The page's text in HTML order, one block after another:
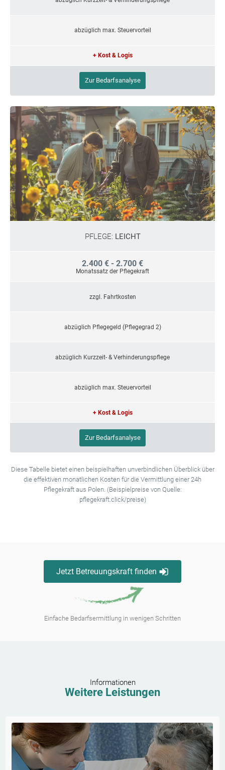
abzüglich max. Steuervorteil
+ Kost & Logis
Zur Bedarfsanalyse
PFLEGE: LEICHT
2.400 € - 2.700 €
Monatssatz der Pflegekraft
zzgl. Fahrtkosten
abzüglich Pflegegeld (Pflegegrad 2)
abzüglich Kurzzeit- & Verhinderungspflege
abzüglich max. Steuervorteil
+ Kost & Logis
Zur Bedarfsanalyse
Diese Tabelle bietet einen beispielhaften unverbindlichen Überblick über
die effektiven monatlichen Kosten für die Vermittlung einer 24h
Pflegekraft aus Polen. (Beispielpreise von Quelle:
pflegekraft.click/preise)
Jetzt Betreuungskraft finden
Einfache Bedarfsermittlung in wenigen Schritten
Informationen
Weitere Leistungen